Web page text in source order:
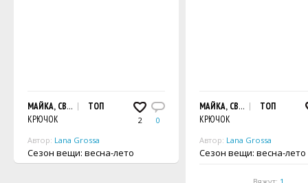
2 0
МАЙКА, СВЯЗАННАЯ РЕШЕТЧАТЫМ УЗОРОМ
ТОП
КРЮЧОК
Автор: Lana Grossa
Сезон вещи: весна-лето
МАЙКА, СВЯЗАННАЯ
ТОП
КРЮЧОК
Автор: Lana Grossa
Сезон вещи: весна-лето